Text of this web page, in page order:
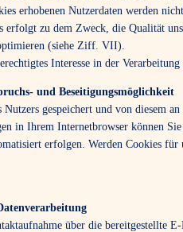
erhobenen Nutzerdaten werden
erfolgt zu dem Zweck, die Qualität
(siehe Ziff. VII).
Interesse in der
und Beseitigungsmöglichkeit
Nutzers gespeichert und von diesem
in Ihrem Internetbrowser können
erfolgen. Werden Cookies
über die bereitgestellte